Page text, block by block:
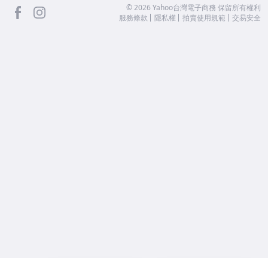
facebook ©2026 Yahoo台灣電子商務 保留所有權利
服務條款
隱私權 拍賣使用規範 交易安全